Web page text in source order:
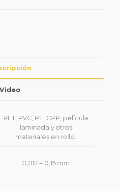
Video
PET, PVC, PE, CPP, película
laminada y otros
materiales en rollo.
0,012 – 0,15 mm